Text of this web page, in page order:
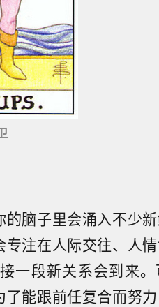
脑子里会涌入不少
注在人际交往、人
一段新关系会到来
能跟前任复合而努